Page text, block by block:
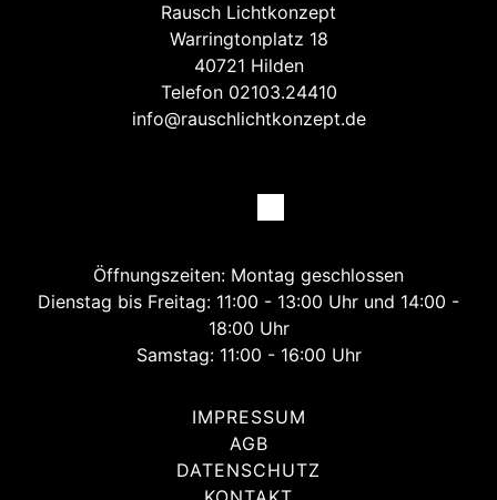
Rausch Lichtkonzept
Warringtonplatz 18
40721 Hilden
Telefon 02103.24410
info@rauschlichtkonzept.de
Öffnungszeiten: Montag geschlossen
Dienstag bis Freitag: 11:00 - 13:00 Uhr und 14:00 -
18:00 Uhr
Samstag: 11:00 - 16:00 Uhr
IMPRESSUM
AGB
DATENSCHUTZ